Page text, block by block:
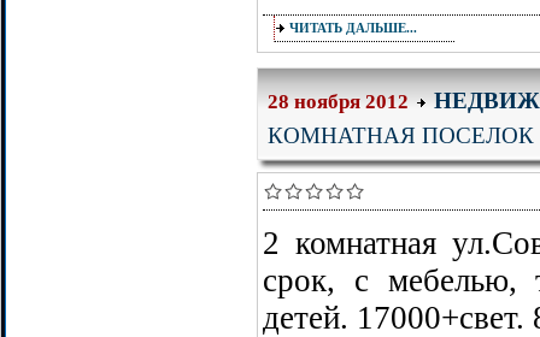
ЧИТАТЬ ДАЛЬШЕ...
28 ноября 2012
КОМНАТНАЯ ПОСЕЛОК
2 комнатная
срок, с мебелью,
детей.